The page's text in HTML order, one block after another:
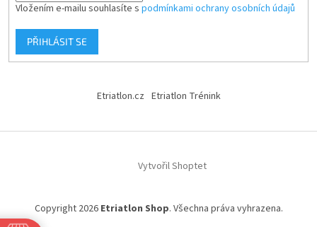
Vložením e-mailu souhlasíte s podmínkami ochrany osobních údajů
PŘIHLÁSIT SE
Etriatlon.cz Etriatlon Trénink
Vytvořil Shoptet
Copyright 2026 Etriatlon Shop. Všechna práva vyhrazena.